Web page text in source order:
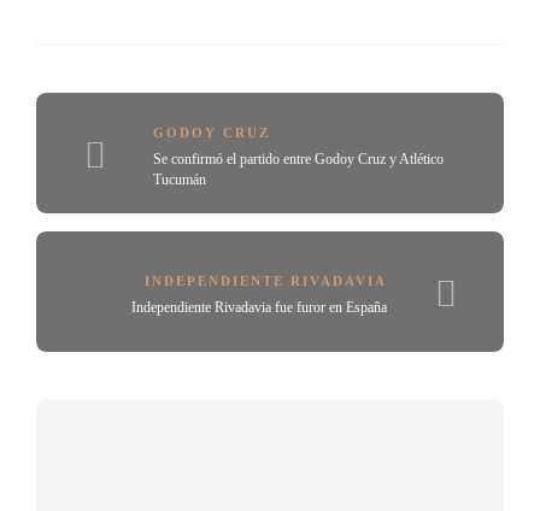
GODOY CRUZ
Se confirmó el partido entre Godoy Cruz y Atlético
Tucumán
INDEPENDIENTE RIVADAVIA
Independiente Rivadavia fue furor en España